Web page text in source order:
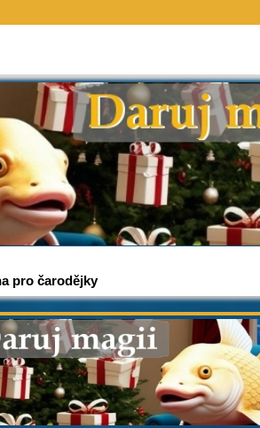
pro čarodějky